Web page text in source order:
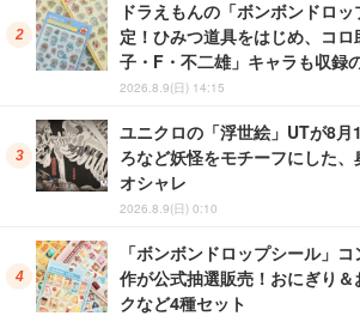
ドラえもんの「ボンボンドロ
定！ひみつ道具をはじめ、コ
子・F・不二雄」キャラも収録
2026.8.9(日) 14:15
ユニクロの「浮世絵」UTが8月
ろなど妖怪をモチーフにした
オシャレ
2026.8.9(日) 0:10
「ボンボンドロップシール」
作が公式抽選販売！おにぎり
クなど4種セット